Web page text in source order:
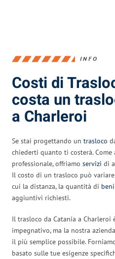
INFO
Costi di
costa un
a Charleroi
Se stai progettando un trasloco
chiederti quanto ti costerà.
professionale, offriamo servizi di
Il costo di un trasloco può
cui la distanza, la quantità di beni
aggiuntivi richiesti.
Il trasloco da Catania a
impegnativo, ma la nostra
il più semplice possibile.
basato sulle tue esigenze